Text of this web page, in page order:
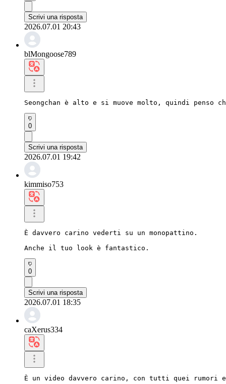
Scrivi una risposta
2026.07.01 20:43
blMongoose789
Seongchan è alto e si muove molto, quindi
0
Scrivi una risposta
2026.07.01 19:42
kimmiso753
È davvero carino vederti su un monopattino.
Anche il tuo look è fantastico.
0
Scrivi una risposta
2026.07.01 18:35
caXerus334
È un video davvero carino, con tutti quei rumori